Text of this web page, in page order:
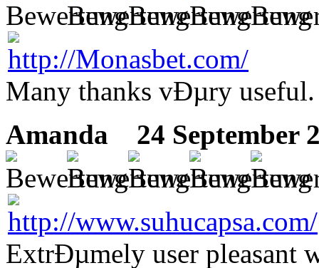
Many thanks vÐµry
Amanda
24 September
ExtrÐµmely user pleasant